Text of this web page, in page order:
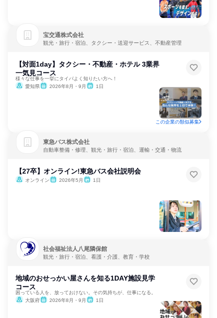
宝交通株式会社
観光・旅行・宿泊、タクシー・送迎サービス、不動産管理
【対面1day】タクシー・不動産・ホテル 3業界
一気見コース
様々な仕事を一挙にタイパよく知りたい方へ！
愛知県
2026年8月・9月 1日
この企業の類似募集
東急バス株式会社
自動車整備・修理、観光・旅行・宿泊、運輸・交通・物流
【27卒】オンライン!東急バス会社説明会
オンライン 2026年5月 1日
社会福祉法人八尾隣保館
観光・旅行・宿泊、看護・介護、教育・学校
地域のおせっかい屋さんを知る1DAY施設見学
コース
困っている人を、放っておけない。その気持ちが、仕事になる。
大阪府
2026年8月・9月 1日